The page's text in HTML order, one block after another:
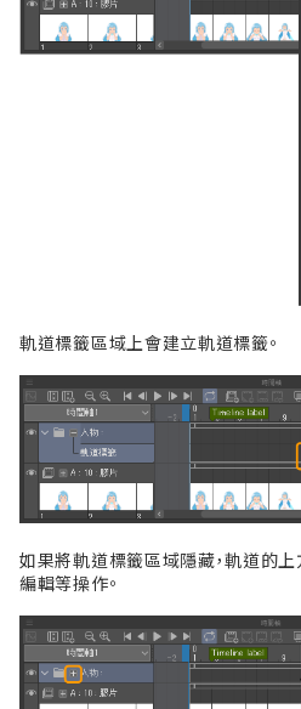
軌道標籤區域上會建立軌道標籤。
如果將軌道標籤區域隱藏，軌道的
編輯等操作。